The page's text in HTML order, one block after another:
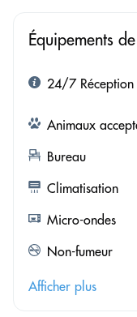
Équipements
24/7 Réception
Animaux
Bureau
Climatisation
Micro-ondes
Non-fumeur
Afficher plus